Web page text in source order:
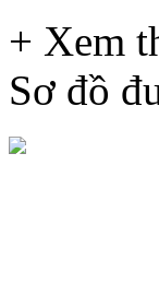
+ Xem
Sơ đồ